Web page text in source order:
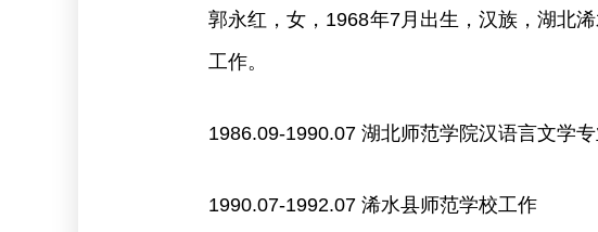
郭永红，女，1968年7月出生，汉族，湖北
工作。
1986.09-1990.07 湖北师范学院汉语言文学专
1990.07-1992.07 浠水县师范学校工作